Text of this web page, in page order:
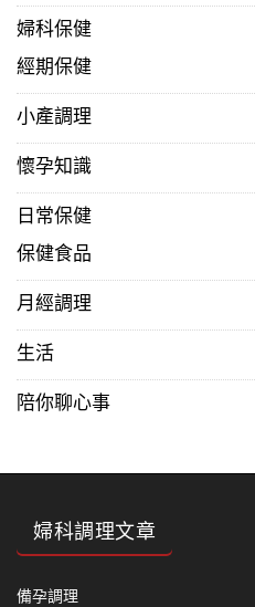
婦科保健
經期保健
小產調理
懷孕知識
日常保健
保健食品
月經調理
生活
陪你聊心事
婦科調理文章
備孕調理